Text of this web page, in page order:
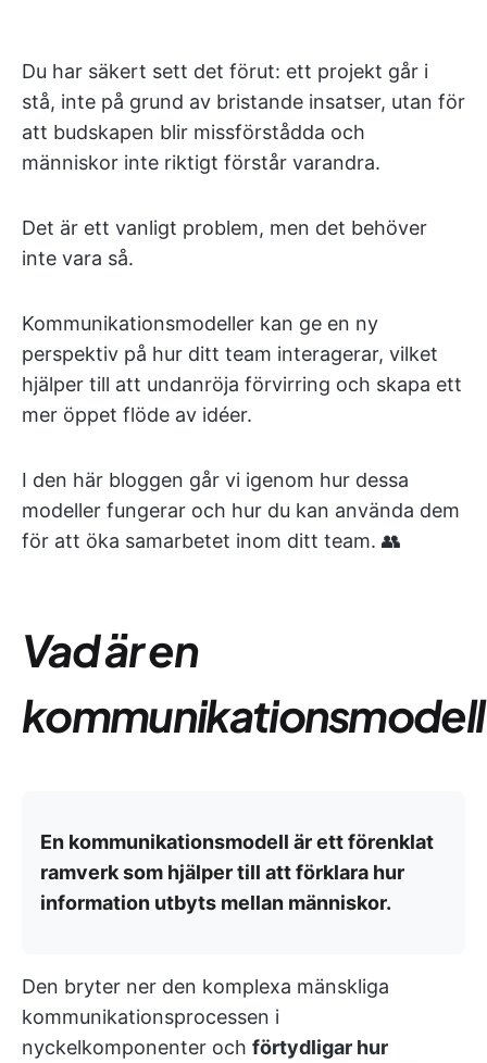
Du har säkert sett det förut: ett projekt går i
stå, inte på grund av bristande insatser, utan för
att budskapen blir missförstådda och
människor inte riktigt förstår varandra.
Det är ett vanligt problem, men det behöver
inte vara så.
Kommunikationsmodeller kan ge en ny
perspektiv på hur ditt team interagerar, vilket
hjälper till att undanröja förvirring och skapa ett
mer öppet flöde av idéer.
I den här bloggen går vi igenom hur dessa
modeller fungerar och hur du kan använda dem
för att öka samarbetet inom ditt team. 👥
Vad är en
En kommunikationsmodell är ett förenklat
ramverk som hjälper till att förklara hur
information utbyts mellan människor.
Den bryter ner den komplexa mänskliga
kommunikationsprocessen i
nyckelkomponenter och förtydligar hur